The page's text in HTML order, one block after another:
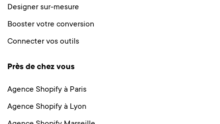
Designer sur-mesure
Booster votre conversion
Connecter vos outils
Près de chez vous
Agence Shopify à Paris
Agence Shopify à Lyon